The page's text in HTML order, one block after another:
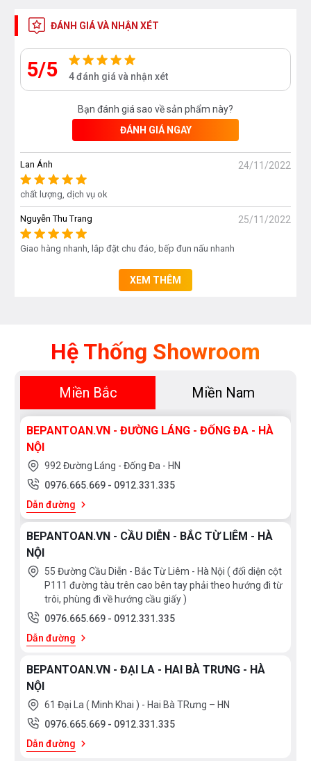
Hãy nhấc máy lên và gọi điện cho Bếp An Toàn để
Hotline : 0912 331 335 hoặc 0976 665 669
ĐÁNH GIÁ VÀ NHẬN XÉT
5/5 4 đánh giá và nhận xét
Bạn đánh giá sao về sản phẩm này?
ĐÁNH GIÁ NGAY
Lan Ánh 24/11/2022
chất lượng, dịch vụ ok
Nguyễn Thu Trang 25/11/2022
Giao hàng nhanh, lắp đặt chu đáo, bếp đun nấu nhanh
XEM THÊM
Hệ Thống Showroom
Miền Bắc Miền Nam
BEPANTOAN.VN - ĐƯỜNG LÁNG - ĐỐNG ĐA - HÀ
NỘI
992 Đường Láng - Đống Đa - HN
0976.665.669 - 0912.331.335
Dẫn đường
BEPANTOAN.VN - CẦU DIỄN - BẮC TỪ LIÊM - HÀ
NỘI
55 Đường Cầu Diễn - Bắc Từ Liêm - Hà Nội ( đối diện cột
P111 đường tàu trên cao bên tay phải theo hướng đi từ
trôi, phùng đi về hướng cầu giấy )
0976.665.669 - 0912.331.335
Dẫn đường
BEPANTOAN.VN - ĐẠI LA - HAI BÀ TRƯNG - HÀ
NỘI
61 Đại La ( Minh Khai ) - Hai Bà TRưng – HN
0976.665.669 - 0912.331.335
Dẫn đường